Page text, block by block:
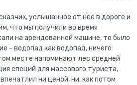
услышанное от неё в дороге и
что мы получили во время
на арендованной машине, то было
- водопад как водопад, ничего
месте напоминают лес средней
специй для массового туриста,
ни ценой, ни, как потом